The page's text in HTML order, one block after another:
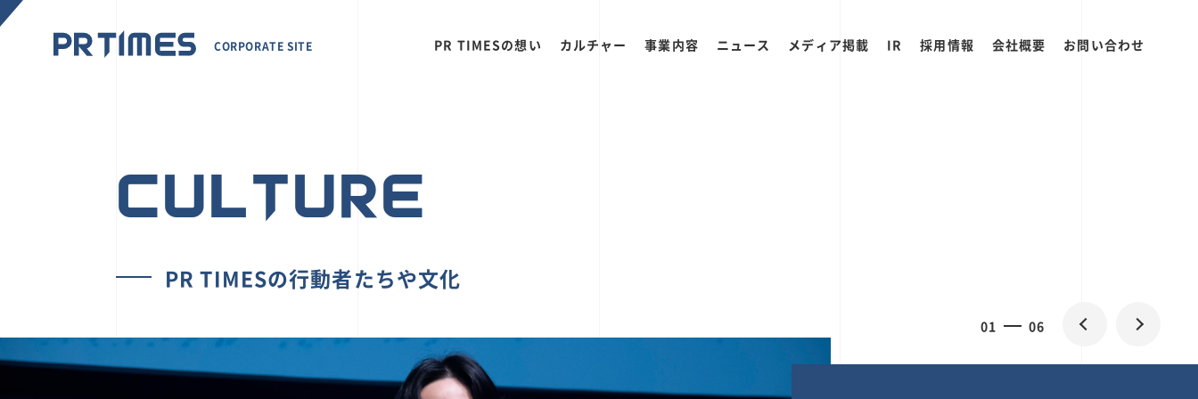
CORPORATE SITE PR TIMESの想い カルチャー 事業内容 ニュース メディア掲載 IR 採用情報 会社概要 お問い合わせ
CULTURE
PR TIMESの行動者たちや文化
01 06